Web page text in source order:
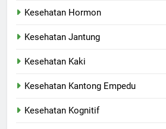
Kesehatan Hormon
Kesehatan Jantung
Kesehatan Kaki
Kesehatan Kantong Empedu
Kesehatan Kognitif